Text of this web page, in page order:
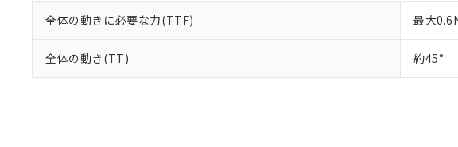
全体の動きに必要な力(TTF) 最大
全体の動き(TT) 約45°